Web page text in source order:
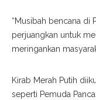
“Musibah bencana di
perjuangkan untuk
meringankan
Kirab Merah Putih
seperti Pemuda